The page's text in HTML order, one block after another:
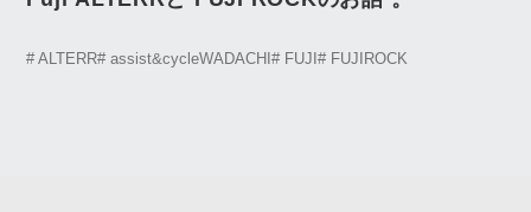
# ALTERR# assist&cycleWADACHI# FUJI# FUJIROCK